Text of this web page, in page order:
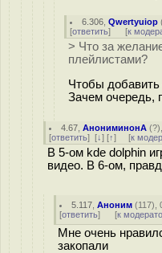
6.306 ,Qwertyuiop
[ответить] [к
> Что за
плейлистами?
Чтобы добавить
Зачем очередь,
4.67 ,АнониминонА (?
[ответить] [↓] [↑] [к
В 5-ом kde dolphin
видео. В 6-ом,
5.117 ,Аноним (117),
[ответить] [к
Мне очень
закопали